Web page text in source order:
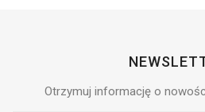
Otrzymuj informację o